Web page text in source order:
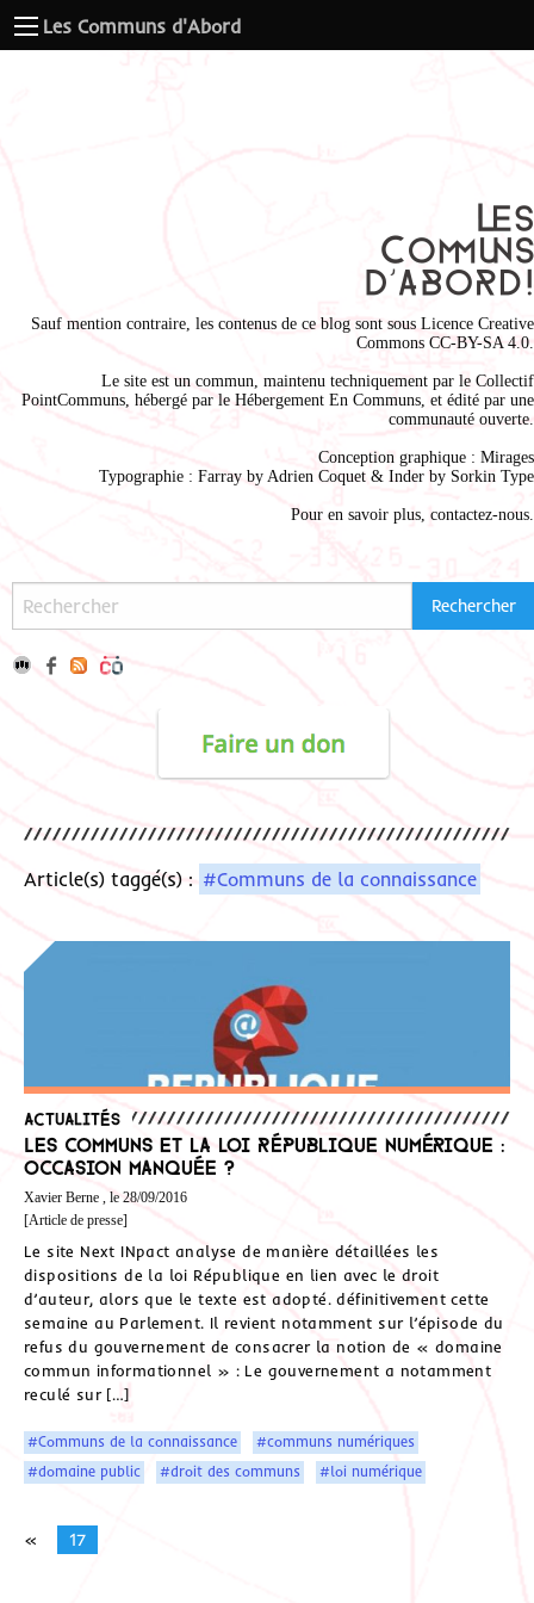
Les Communs d'Abord
Sauf mention contraire, les contenus de ce blog sont sous Licence Creative
Commons CC-BY-SA 4.0
Le site est un commun, maintenu techniquement par le Collectif
PointCommuns , hébergé par le Hébergement En Communs , et édité par une
communauté ouverte.
Conception graphique : Mirages
Typographie : Farray by Adrien Coquet & Inder by Sorkin Type
Pour en savoir plus, contactez-nous
Article(s) taggé(s) : #Communs de la connaissance
Actualités
Les communs et la loi République numérique :
occasion manquée ?
Xavier Berne , le 28/09/2016
[Article de presse]
Le site Next INpact analyse de manière détaillées les
dispositions de la loi République en lien avec le droit
d’auteur, alors que le texte est adopté. définitivement cette
semaine au Parlement. Il revient notamment sur l’épisode du
refus du gouvernement de consacrer la notion de « domaine
commun informationnel » : Le gouvernement a notamment
reculé sur […]
#Communs de la connaissance
#communs numériques
#domaine public
#droit des communs #loi numérique
« 17